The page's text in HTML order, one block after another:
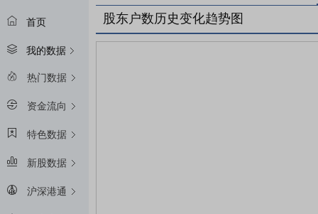
首页
我的数据
热门数据
资金流向
特色数据
新股数据
沪深港通
股东户数历史变化趋势图